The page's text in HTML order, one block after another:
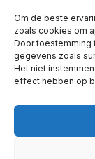
Om de beste
zoals cookies om
Door toestemming
gegevens zoals
Het niet
effect hebben op